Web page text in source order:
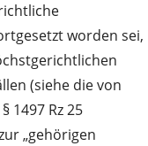
worden sei,
(siehe die von
1497 Rz 25
„gehörigen